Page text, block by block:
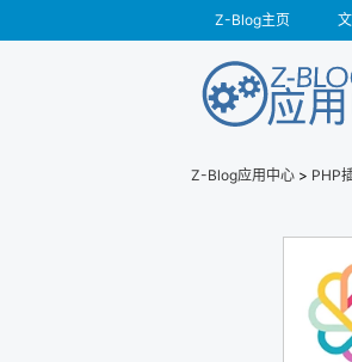
Z-Blog主页
Z-Blog应用中心 > PHP